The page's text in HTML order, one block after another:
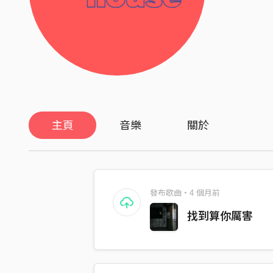
主頁 音樂 關於
發布歌曲・4 個月前
找到算你厲害